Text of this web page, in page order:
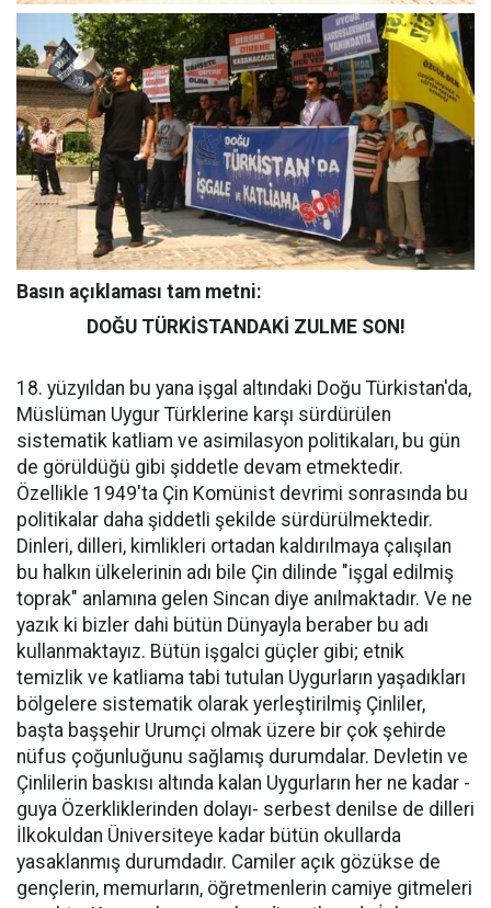
Basın açıklaması tam metni:
DOĞU TÜRKİSTANDAKİ ZULME SON!
18. yüzyıldan bu yana işgal altındaki Doğu Türkistan'da,
Müslüman Uygur Türklerine karşı sürdürülen
sistematik katliam ve asimilasyon politikaları, bu gün
de görüldüğü gibi şiddetle devam etmektedir.
Özellikle 1949'ta Çin Komünist devrimi sonrasında bu
politikalar daha şiddetli şekilde sürdürülmektedir.
Dinleri, dilleri, kimlikleri ortadan kaldırılmaya çalışılan
bu halkın ülkelerinin adı bile Çin dilinde "işgal edilmiş
toprak" anlamına gelen Sincan diye anılmaktadır. Ve ne
yazık ki bizler dahi bütün Dünyayla beraber bu adı
kullanmaktayız. Bütün işgalci güçler gibi; etnik
temizlik ve katliama tabi tutulan Uygurların yaşadıkları
bölgelere sistematik olarak yerleştirilmiş Çinliler,
başta başşehir Urumçi olmak üzere bir çok şehirde
nüfus çoğunluğunu sağlamış durumdalar. Devletin ve
Çinlilerin baskısı altında kalan Uygurların her ne kadar -
guya Özerkliklerinden dolayı- serbest denilse de dilleri
İlkokuldan Üniversiteye kadar bütün okullarda
yasaklanmış durumdadır. Camiler açık gözükse de
gençlerin, memurların, öğretmenlerin camiye gitmeleri